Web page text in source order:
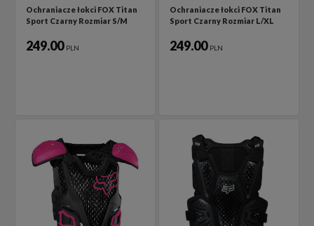
Ochraniacze łokci FOX Titan
Sport Czarny Rozmiar S/M
249.00 PLN
Ochraniacze łokci FOX Titan
Sport Czarny Rozmiar L/XL
249.00 PLN